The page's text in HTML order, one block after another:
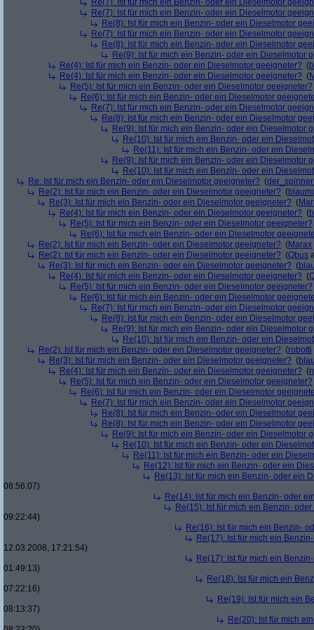
Re(7): Ist für mich ein Benzin- oder ein Dieselmotor
Re(7): Ist für mich ein Benzin- oder ein Dieselmotor
Re(8): Ist für mich ein Benzin- oder ein Dieselmotor
Re(7): Ist für mich ein Benzin- oder ein Dieselmotor
Re(8): Ist für mich ein Benzin- oder ein Dieselmotor
Re(9): Ist für mich ein Benzin- oder ein Dieselmotor
Re(4): Ist für mich ein Benzin- oder ein Dieselmotor geeigneter? (
Re(4): Ist für mich ein Benzin- oder ein Dieselmotor geeigneter? (
Re(5): Ist für mich ein Benzin- oder ein Dieselmotor geeigneter?
Re(6): Ist für mich ein Benzin- oder ein Dieselmotor
Re(7): Ist für mich ein Benzin- oder ein Dieselmotor
Re(8): Ist für mich ein Benzin- oder ein Dieselmotor
Re(9): Ist für mich ein Benzin- oder ein Dieselmotor
Re(10): Ist für mich ein Benzin- oder ein
Re(11): Ist für mich ein Benzin- oder ein
Re(9): Ist für mich ein Benzin- oder ein Dieselmotor
Re(10): Ist für mich ein Benzin- oder ein
Re: Ist für mich ein Benzin- oder ein Dieselmotor geeigneter? (
Re(2): Ist für mich ein Benzin- oder ein Dieselmotor geeigneter? (
Re(3): Ist für mich ein Benzin- oder ein Dieselmotor geeigneter? (
Re(4): Ist für mich ein Benzin- oder ein Dieselmotor geeigneter? (
Re(5): Ist für mich ein Benzin- oder ein Dieselmotor geeigneter?
Re(6): Ist für mich ein Benzin- oder ein Dieselmotor
Re(2): Ist für mich ein Benzin- oder ein Dieselmotor geeigneter? (Marax
Re(2): Ist für mich ein Benzin- oder ein Dieselmotor geeigneter? (Qbus
Re(3): Ist für mich ein Benzin- oder ein Dieselmotor geeigneter? (
Re(4): Ist für mich ein Benzin- oder ein Dieselmotor geeigneter? (
Re(5): Ist für mich ein Benzin- oder ein Dieselmotor geeigneter?
Re(6): Ist für mich ein Benzin- oder ein Dieselmotor
Re(7): Ist für mich ein Benzin- oder ein Dieselmotor
Re(8): Ist für mich ein Benzin- oder ein Dieselmotor
Re(9): Ist für mich ein Benzin- oder ein Dieselmotor
Re(10): Ist für mich ein Benzin- oder ein
Re(2): Ist für mich ein Benzin- oder ein Dieselmotor geeigneter? (robotti
Re(3): Ist für mich ein Benzin- oder ein Dieselmotor geeigneter? (
Re(4): Ist für mich ein Benzin- oder ein Dieselmotor geeigneter? (
Re(5): Ist für mich ein Benzin- oder ein Dieselmotor geeigneter?
Re(6): Ist für mich ein Benzin- oder ein Dieselmotor
Re(7): Ist für mich ein Benzin- oder ein Dieselmotor
Re(8): Ist für mich ein Benzin- oder ein Dieselmotor
Re(8): Ist für mich ein Benzin- oder ein Dieselmotor
Re(9): Ist für mich ein Benzin- oder ein Dieselmotor
Re(10): Ist für mich ein Benzin- oder ein
Re(11): Ist für mich ein Benzin- oder ein
Re(12): Ist für mich ein Benzin- oder ein
Re(13): Ist für mich ein Benzin- oder ein
08:56:07)
Re(14): Ist für mich ein Benzin- oder
Re(15): Ist für mich ein Benzin-
09:22:44)
Re(16): Ist für mich ein Benzin-
Re(17): Ist für mich ein
12.03.2008, 17:21:54)
Re(17): Ist für mich ein
01:49:13)
Re(18): Ist für mich ein
07:22:16)
Re(19): Ist für mich ein
08:13:37)
Re(20): Ist für mich